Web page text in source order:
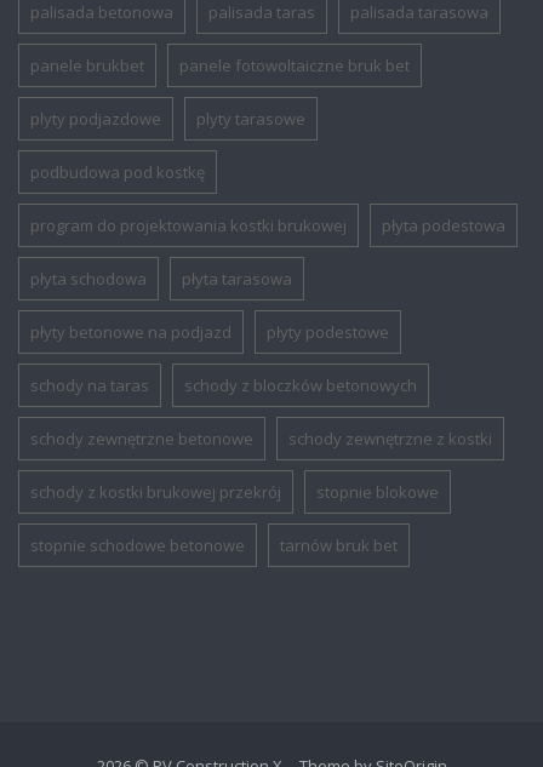
palisada betonowa palisada taras palisada tarasowa
panele brukbet panele fotowoltaiczne bruk bet
plyty podjazdowe plyty tarasowe
podbudowa pod kostkę
program do projektowania kostki brukowej płyta podestowa
płyta schodowa płyta tarasowa
płyty betonowe na podjazd płyty podestowe
schody na taras schody z bloczków betonowych
schody zewnętrzne betonowe schody zewnętrzne z kostki
schody z kostki brukowej przekrój stopnie blokowe
stopnie schodowe betonowe tarnów bruk bet